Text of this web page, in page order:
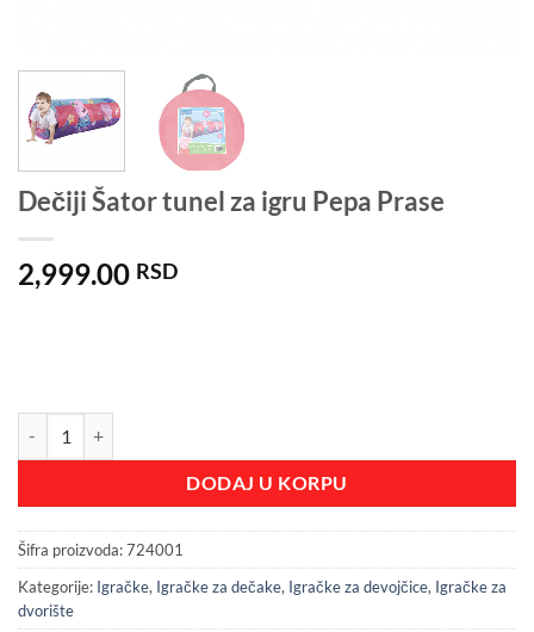
Dečiji Šator tunel za igru Pepa Prase
2,999.00 RSD
DODAJ U KORPU
Šifra proizvoda:724001
Kategorije: Igračke, Igračke za dečake, Igračke za devojčice, Igračke za
dvorište